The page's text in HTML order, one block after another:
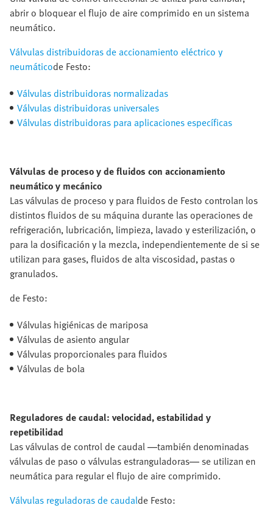
abrir o bloquear el flujo de aire comprimido en un sistema
neumático.
Válvulas distribuidoras de accionamiento eléctrico y
neumáticode Festo:
Válvulas distribuidoras normalizadas
Válvulas distribuidoras universales
Válvulas distribuidoras para aplicaciones específicas
Válvulas de proceso y de fluidos con accionamiento
neumático y mecánico
Las válvulas de proceso y para fluidos de Festo controlan los
distintos fluidos de su máquina durante las operaciones de
refrigeración, lubricación, limpieza, lavado y esterilización, o
para la dosificación y la mezcla, independientemente de si se
utilizan para gases, fluidos de alta viscosidad, pastas o
granulados.
de Festo:
Válvulas higiénicas de mariposa
Válvulas de asiento angular
Válvulas proporcionales para fluidos
Válvulas de bola
Reguladores de caudal: velocidad, estabilidad y
repetibilidad
Las válvulas de control de caudal —también denominadas
válvulas de paso o válvulas estranguladoras— se utilizan en
neumática para regular el flujo de aire comprimido.
Válvulas reguladoras de caudalde Festo: